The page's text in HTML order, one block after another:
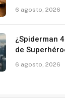
6 agosto, 2026
¿Spiderman
de
6 agosto, 2026